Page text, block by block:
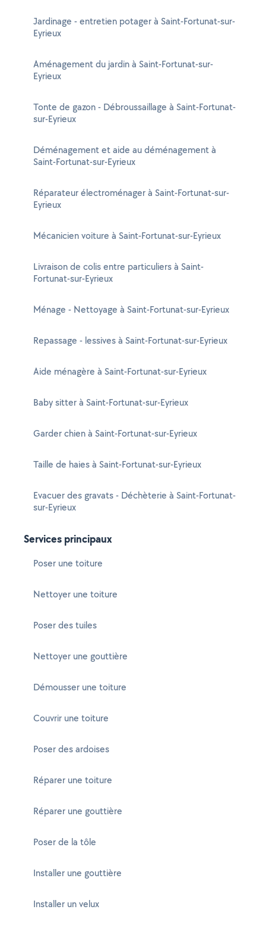
Jardinage - entretien potager à Saint-Fortunat-sur-
Eyrieux
Aménagement du jardin à Saint-Fortunat-sur-
Eyrieux
Tonte de gazon - Débroussaillage à Saint-Fortunat-
sur-Eyrieux
Déménagement et aide au déménagement à
Saint-Fortunat-sur-Eyrieux
Réparateur électroménager à Saint-Fortunat-sur-
Eyrieux
Mécanicien voiture à Saint-Fortunat-sur-Eyrieux
Livraison de colis entre particuliers à Saint-
Fortunat-sur-Eyrieux
Ménage - Nettoyage à Saint-Fortunat-sur-Eyrieux
Repassage - lessives à Saint-Fortunat-sur-Eyrieux
Aide ménagère à Saint-Fortunat-sur-Eyrieux
Baby sitter à Saint-Fortunat-sur-Eyrieux
Garder chien à Saint-Fortunat-sur-Eyrieux
Taille de haies à Saint-Fortunat-sur-Eyrieux
Evacuer des gravats - Déchèterie à Saint-Fortunat-
sur-Eyrieux
Services principaux
Poser une toiture
Nettoyer une toiture
Poser des tuiles
Nettoyer une gouttière
Démousser une toiture
Couvrir une toiture
Poser des ardoises
Réparer une toiture
Réparer une gouttière
Poser de la tôle
Installer une gouttière
Installer un velux